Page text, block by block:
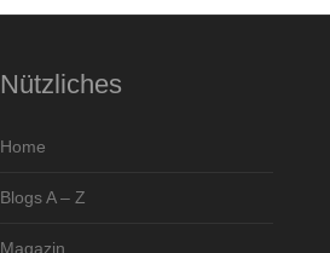
Nützliches
Home
Blogs A – Z
Magazin